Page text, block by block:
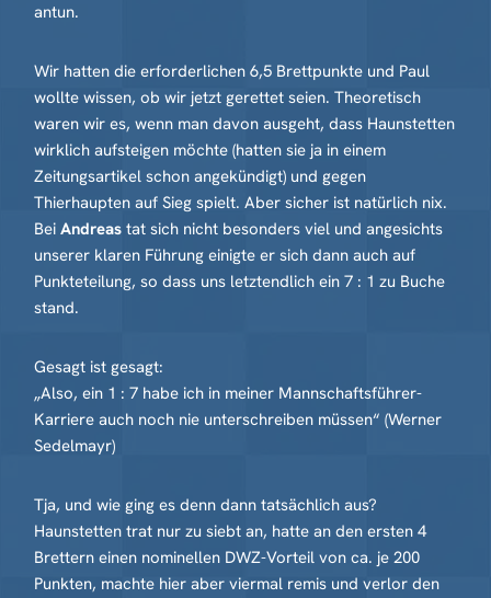
antun.
Wir hatten die erforderlichen 6,5 Brettpunkte und Paul
wollte wissen, ob wir jetzt gerettet seien. Theoretisch
waren wir es, wenn man davon ausgeht, dass Haunstetten
wirklich aufsteigen möchte (hatten sie ja in einem
Zeitungsartikel schon angekündigt) und gegen
Thierhaupten auf Sieg spielt. Aber sicher ist natürlich nix.
Bei Andreas tat sich nicht besonders viel und angesichts
unserer klaren Führung einigte er sich dann auch auf
Punkteteilung, so dass uns letztendlich ein 7 : 1 zu Buche
stand.
Gesagt ist gesagt:
„Also, ein 1 : 7 habe ich in meiner Mannschaftsführer-
Karriere auch noch nie unterschreiben müssen“ (Werner
Sedelmayr)
Tja, und wie ging es denn dann tatsächlich aus?
Haunstetten trat nur zu siebt an, hatte an den ersten 4
Brettern einen nominellen DWZ-Vorteil von ca. je 200
Punkten, machte hier aber viermal remis und verlor den